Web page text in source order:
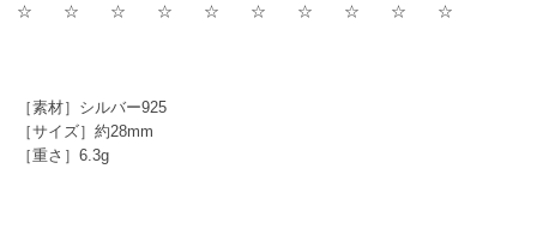
☆ ☆ ☆ ☆ ☆ ☆ ☆ ☆ ☆ ☆
［素材］シルバー925
［サイズ］約28mm
［重さ］6.3g